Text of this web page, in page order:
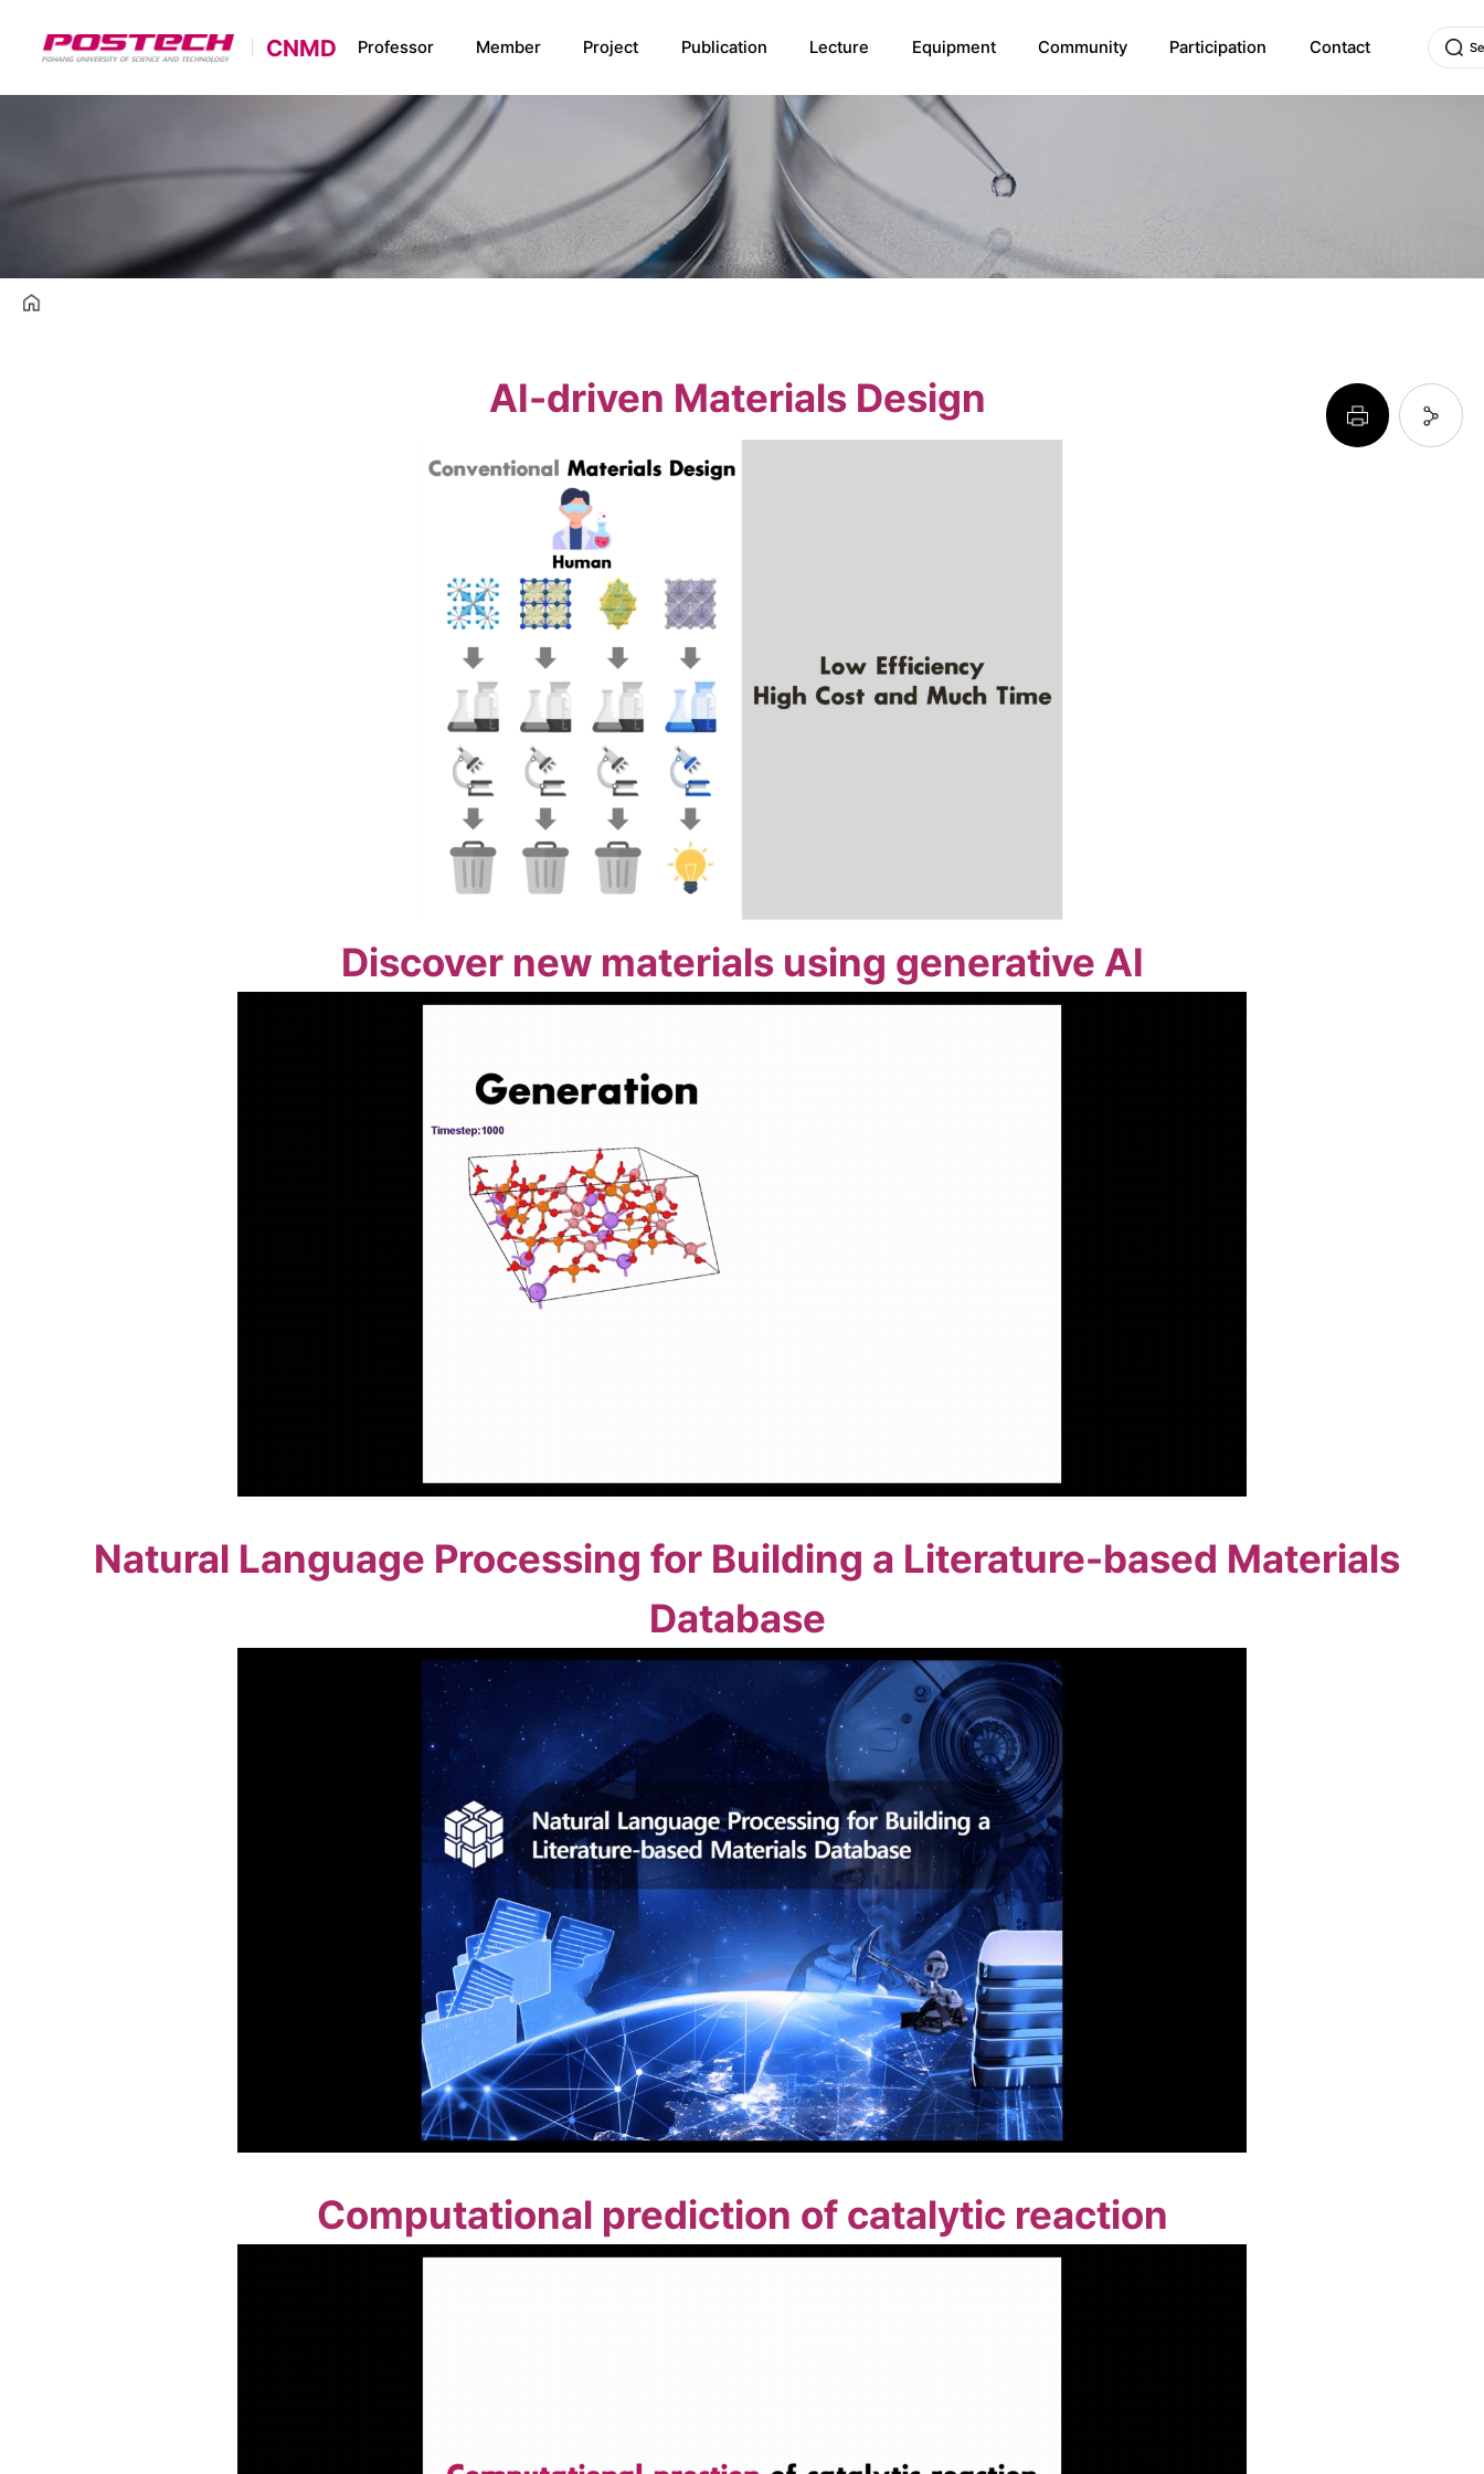
CNMD Professor Member Project Publication Lecture Equipment Community Participation Contact
AI-driven Materials Design
Discover new materials using generative AI
Natural Language Processing for Building a Literature-based Materials
Database
Computational prediction of catalytic reaction